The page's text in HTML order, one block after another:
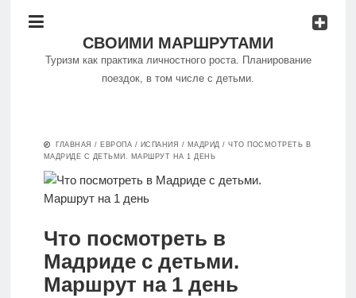
СВОИМИ МАРШРУТАМИ
Туризм как практика личностного роста. Планирование
поездок, в том числе с детьми.
путешествий
Куда
Путешествуем
самостоятельно
ГЛАВНАЯ / ЕВРОПА / ИСПАНИЯ / МАДРИД /ЧТО ПОСМОТРЕТЬ В
МАДРИДЕ С ДЕТЬМИ. МАРШРУТ НА 1 ДЕНЬ
Что посмотреть в
Мадриде с детьми.
Маршрут на 1 день